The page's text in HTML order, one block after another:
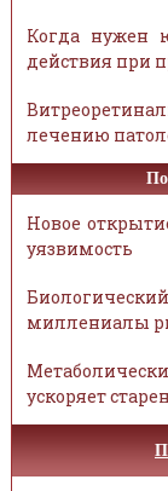
Когда нужен
действия при
лечению
Новое
уязвимость
миллениалы
ускоряет